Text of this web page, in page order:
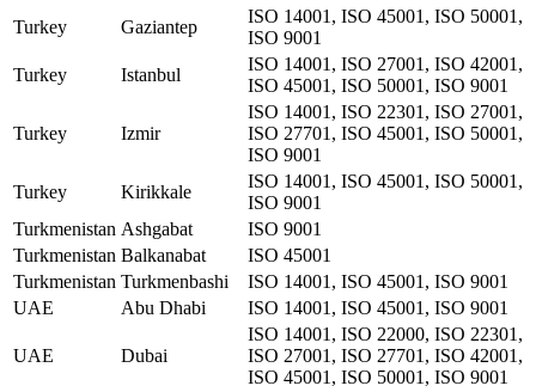
Turkey
Gaziantep
ISO 14001, ISO 45001, ISO 50001,
ISO 9001
Turkey
Istanbul
ISO 14001, ISO 27001, ISO 42001,
ISO 45001, ISO 50001, ISO 9001
Turkey Izmir
ISO 14001, ISO 22301, ISO 27001,
ISO 27701, ISO 45001, ISO 50001,
ISO 9001
Turkey
Kirikkale
ISO 14001, ISO 45001, ISO 50001,
ISO 9001
Turkmenistan Ashgabat
ISO 9001
Turkmenistan Balkanabat
ISO 45001
Turkmenistan Turkmenbashi
ISO 14001, ISO 45001, ISO 9001
UAE
Abu Dhabi ISO 14001, ISO 45001, ISO 9001
UAE Dubai
ISO 14001, ISO 22000, ISO 22301,
ISO 27001, ISO 27701, ISO 42001,
ISO 45001, ISO 50001, ISO 9001